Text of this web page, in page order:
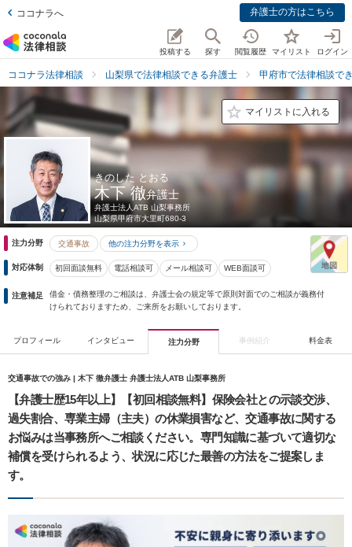
ココナラへ 弁護士の方はこちら
投稿する 探す 閲覧履歴 マイリスト ログイン
ココナラ法律相談 山梨県で法律相談できる弁護士 甲府市で法律相談で
マイリストに入れる
きのした とおる
木下 徹弁護士
弁護士法人ATB 山梨事務所
山梨県甲府市大里町680-3
注力分野 交通事故 他の注力分野を表示
対応体制 初回面談無料 電話相談可 メール相談可 WEB面談可
注意補足
借金・債務整理のご相談は、弁護士会の規定等で原則対面でのご相談が義務付
けられておりますため、ご来所をお願いしております。
プロフィール インタビュー 注力分野 事例紹介 料金表
交通事故での強み | 木下 徹弁護士 弁護士法人ATB 山梨事務所
【弁護士歴15年以上】【初回相談無料】保険会社との示談交渉、
過失割合、専業主婦（主夫）の休業損害など、交通事故に関する
お悩みは当事務所へご相談ください。専門知識に基づいて適切な
補償を受けられるよう、状況に応じた最善の方法をご提案しま
す。